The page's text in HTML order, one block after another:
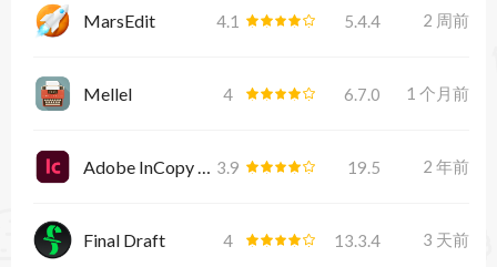
MarsEdit 4.1 5.4.4 2 周前
Mellel 4 6.7.0 1 个月前
Adobe InCopy 2024 3.9 19.5 2 年前
Final Draft 4 13.3.4 3 天前